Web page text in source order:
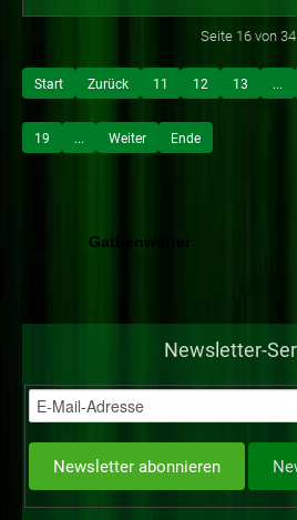
Seite 16 von 34
Start Zurück 11 12 13 ...
19 ... Weiter Ende
Newsletter-